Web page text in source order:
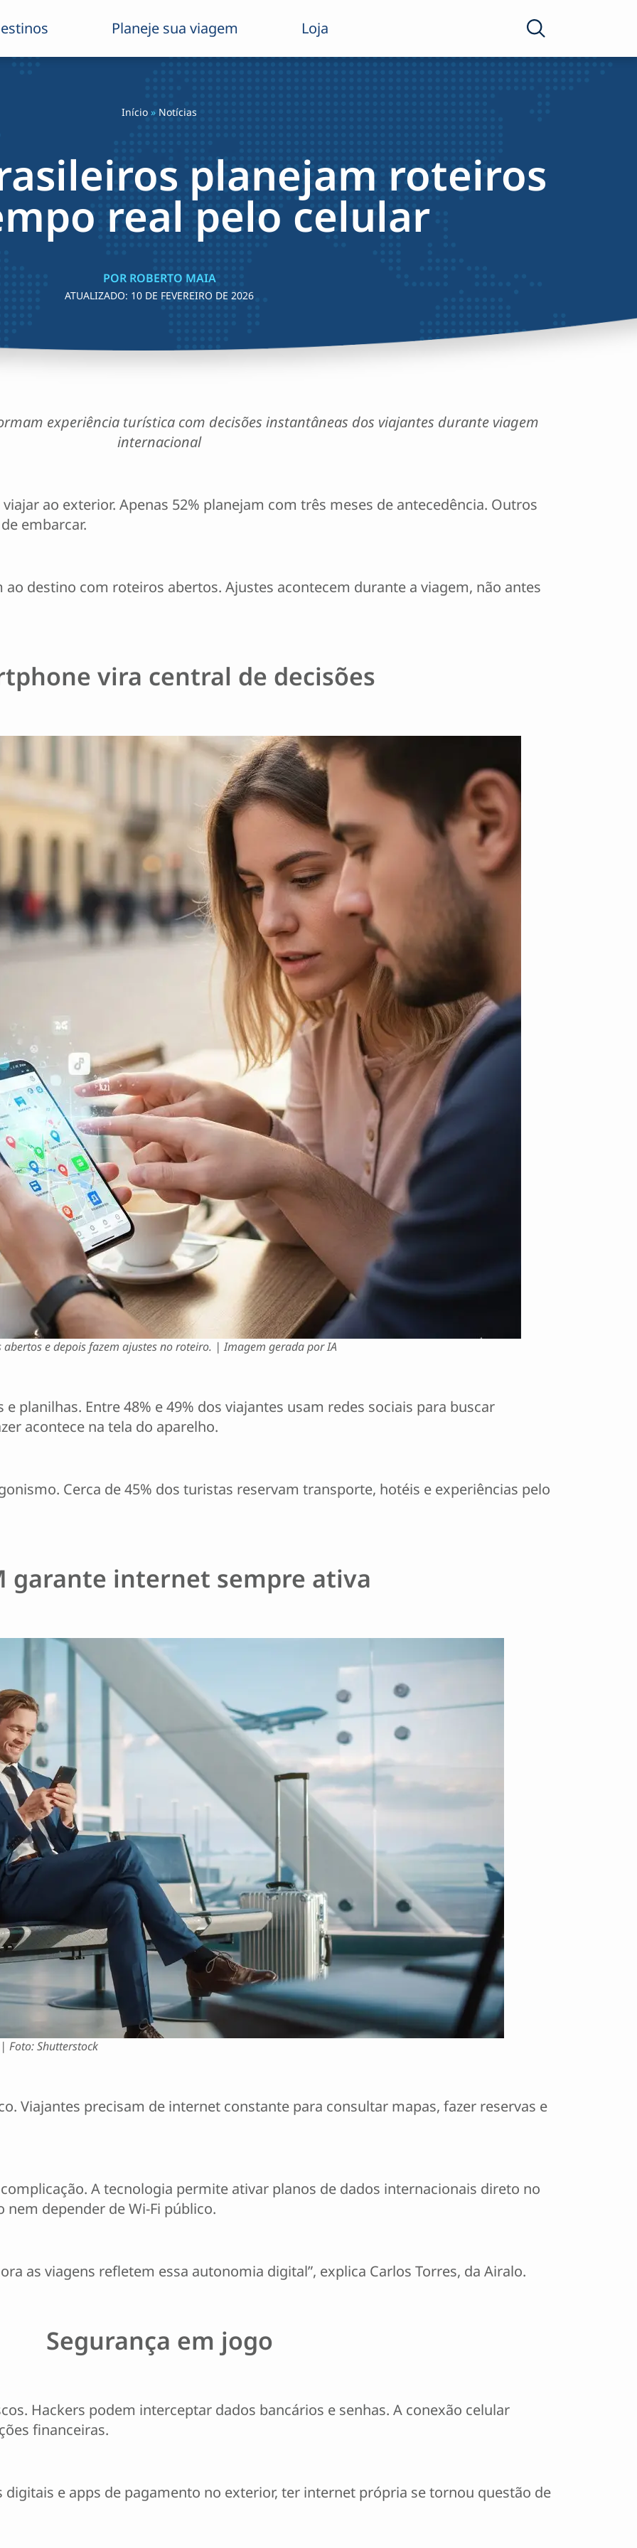
Planeje sua viagem Loja
Início » Notícias
planejam roteiros
real pelo celular
POR ROBERTO MAIA
ATUALIZADO: 10 DE FEVEREIRO DE 2026
experiência turística com decisões instantâneas dos viajantes durante viagem
internacional
ao exterior. Apenas 52% planejam com três meses de antecedência. Outros
embarcar.
destino com roteiros abertos. Ajustes acontecem durante a viagem, não antes
vira central de decisões
e depois fazem ajustes no roteiro. | Imagem gerada por IA
planilhas. Entre 48% e 49% dos viajantes usam redes sociais para buscar
acontece na tela do aparelho.
Cerca de 45% dos turistas reservam transporte, hotéis e experiências pelo
garante internet sempre ativa
Foto: Shutterstock
Viajantes precisam de internet constante para consultar mapas, fazer reservas e
A tecnologia permite ativar planos de dados internacionais direto no
depender de Wi-Fi público.
as viagens refletem essa autonomia digital”, explica Carlos Torres, da Airalo.
Segurança em jogo
Hackers podem interceptar dados bancários e senhas. A conexão celular
financeiras.
e apps de pagamento no exterior, ter internet própria se tornou questão de